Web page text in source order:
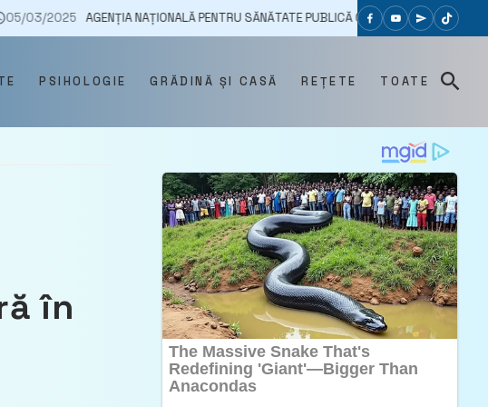
NAȚIONALĂ PENTRU SĂNĂTATE PUBLICĂ CONTINUĂ SUPRAVEGHEREA
PSIHOLOGIE GRĂDINĂ ȘI CASĂ REȚETE TOATE
în